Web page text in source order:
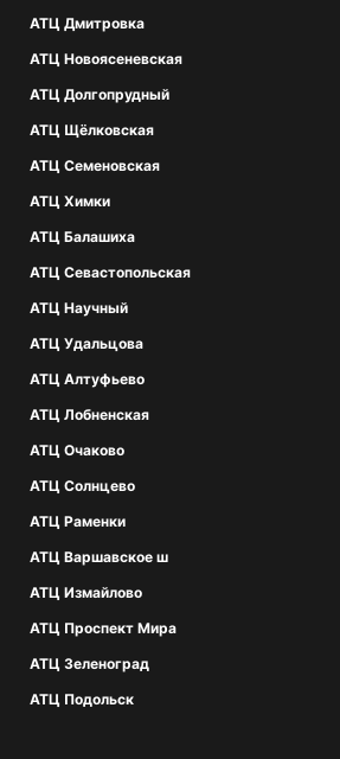
АТЦ Дмитровка
АТЦ Новоясеневская
АТЦ Долгопрудный
АТЦ Щёлковская
АТЦ Семеновская
АТЦ Химки
АТЦ Балашиха
АТЦ Севастопольская
АТЦ Научный
АТЦ Удальцова
АТЦ Алтуфьево
АТЦ Лобненская
АТЦ Очаково
АТЦ Солнцево
АТЦ Раменки
АТЦ Варшавское ш
АТЦ Измайлово
АТЦ Проспект Мира
АТЦ Зеленоград
АТЦ Подольск